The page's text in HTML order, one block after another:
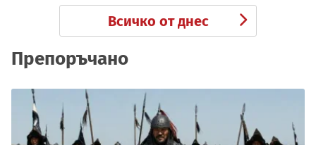
Всичко от днес
Препоръчано